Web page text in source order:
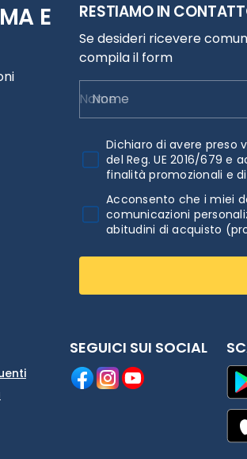
E
RESTIAMO IN
Se desideri ricevere
compila il form
Nome
Dichiaro di avere preso
del Reg. UE 2016/679
finalità promozionali e
Acconsento che i miei
comunicazioni
abitudini di acquisto
SEGUICI SUI SOCIAL